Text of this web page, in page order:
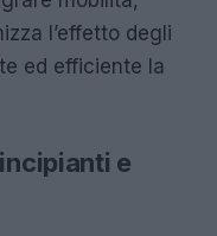
l’effetto degli
ed efficiente la
e